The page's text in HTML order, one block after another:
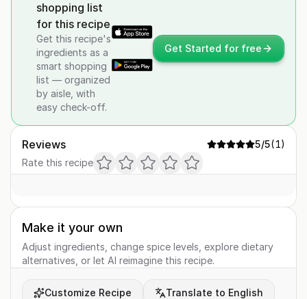
shopping list
for this recipe
Get this recipe's
ingredients as a
smart shopping
list — organized
by aisle, with
easy check-off.
Get Started for free
Reviews 5/5(1)
Rate this recipe
Make it your own
Adjust ingredients, change spice levels, explore dietary
alternatives, or let AI reimagine this recipe.
Customize Recipe Translate to English